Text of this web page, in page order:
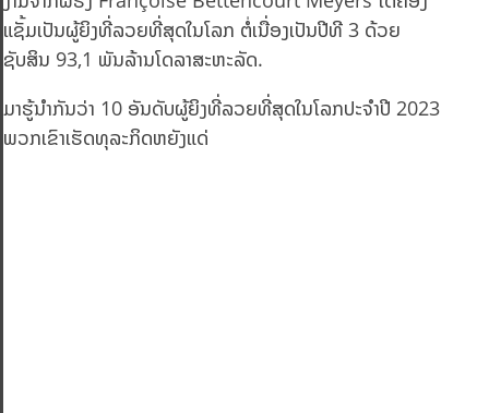
ແຊັ້ມເປັນຜູ້ຍິງທີ່ລວຍທີ່ສຸດໃນໂລກ ຕໍ່ເນື່ອງເປັນປີທີ 3 ດ້ວຍ
ຊັບສິນ 93,1 ພັນລ້ານໂດລາສະຫະລັດ.
ມາຮູ້ນຳກັນວ່າ 10 ອັນດັບຜູ້ຍິງທີ່ລວຍທີ່ສຸດໃນໂລກປະຈຳປີ 2023
ພວກເຂົາເຮັດທຸລະກິດຫຍັງແດ່